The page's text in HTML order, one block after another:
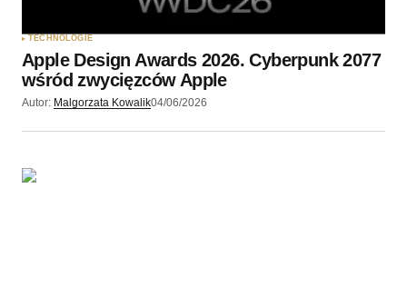
TECHNOLOGIE
Apple Design Awards 2026. Cyberpunk 2077
wśród zwycięzców Apple
Autor: Malgorzata Kowalik04/06/2026